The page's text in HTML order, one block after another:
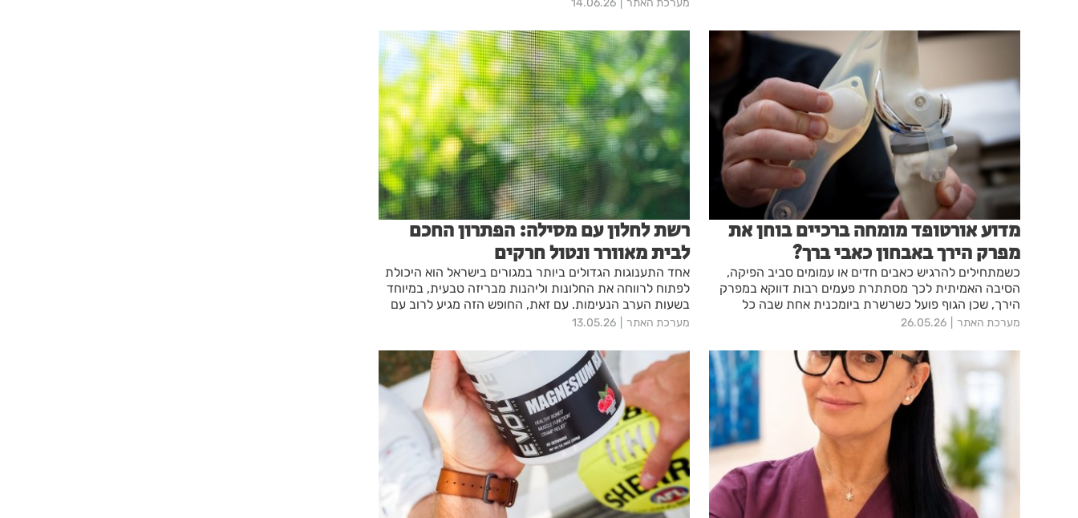
לפריט שעונדים בכל יום או יישאר מונח בקופסה הוא לא רק
העיצוב, אלא השילוב של אותו דגם עם כל הופעה כולה.
מערכת האתר 14.06.26
מדוע אורטופד מומחה ברכיים בוחן את
מפרק הירך באבחון כאבי ברך?
כשמתחילים להרגיש כאבים חדים או עמומים סביב הפיקה,
הסיבה האמיתית לכך מסתתרת פעמים רבות דווקא במפרק
הירך, שכן הגוף פועל כשרשרת ביומכנית אחת שבה כל
תנועה משפיעה על האיברים השכנים. בדיוק בגלל המורכבות
את מקור הבעיה האמיתי ולא רק את מקום הכאב. אם שאלתם
את עצמכם כיצד חולשה באגן משפיעה על הצעד שלכם או
למה המדרסים לא פתרו את הבעיה, במרפאת ד"ר רמי כרדוש
הכנו לכם את כל המידע החשוב על הנושא.
מערכת האתר 26.05.26
רשת לחלון עם מסילה: הפתרון החכם
לבית מאוורר ונטול חרקים
אחד התענוגות הגדולים ביותר במגורים בישראל הוא היכולת
לפתוח לרווחה את החלונות וליהנות מבריזה טבעית, במיוחד
בשעות הערב הנעימות. עם זאת, החופש הזה מגיע לרוב עם
"אורחים" לא קרויים כמו יתושים, זבובים ומזיקים אחרים
המקצועית של רשת לחלון עם מסילה, פיתוח שמשלב נוחות
תפעולית עם הגנה הרמטית
מערכת האתר 13.05.26